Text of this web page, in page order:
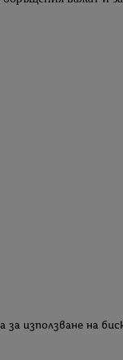
използване на